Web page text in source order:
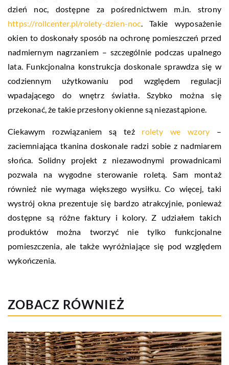
dzień noc, dostępne za pośrednictwem m.in. strony
https://rollcenter.pl/rolety-dzien-noc . Takie wyposażenie
okien to doskonały sposób na ochronę pomieszczeń przed
nadmiernym nagrzaniem – szczególnie podczas upalnego
lata. Funkcjonalna konstrukcja doskonale sprawdza się w
codziennym użytkowaniu pod względem regulacji
wpadającego do wnętrz światła. Szybko można się
przekonać, że takie przesłony okienne są niezastąpione.
Ciekawym rozwiązaniem są też rolety we wzory –
zaciemniająca tkanina doskonale radzi sobie z nadmiarem
słońca. Solidny projekt z niezawodnymi prowadnicami
pozwala na wygodne sterowanie roletą. Sam montaż
również nie wymaga większego wysiłku. Co więcej, taki
wystrój okna prezentuje się bardzo atrakcyjnie, ponieważ
dostępne są różne faktury i kolory. Z udziałem takich
produktów można tworzyć nie tylko funkcjonalne
pomieszczenia, ale także wyróżniające się pod względem
wykończenia.
ZOBACZ RÓWNIEŻ